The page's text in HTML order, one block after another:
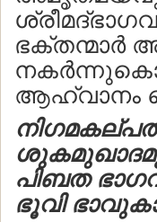
ഭക്തന്മാര്‍
ആഹ്വാനം
പിബത
ഭൂവി